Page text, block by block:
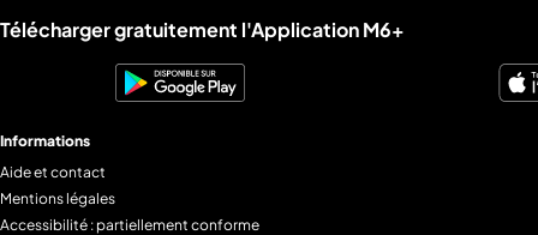
Liens utiles M6+.
Télécharger gratuitement l'Application M6+
Informations
Aide et contact
Mentions légales
Accessibilité : partiellement conforme